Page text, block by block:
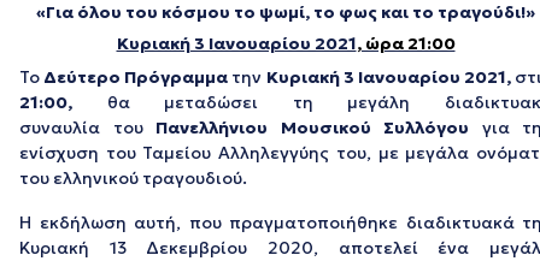
«Για όλου του κόσμου το ψωμί, το φως και το τραγούδι!»
Κυριακή 3 Ιανουαρίου 2021, ώρα 21:00
Το Δεύτερο Πρόγραμμα την Κυριακή 3 Ιανουαρίου 2021,
21:00, θα μεταδώσει τη μεγάλη
συναυλία του Πανελλήνιου Μουσικού Συλλόγου για
ενίσχυση του Ταμείου Αλληλεγγύης του, με μεγάλα
του ελληνικού τραγουδιού.
H εκδήλωση αυτή, που πραγματοποιήθηκε διαδικτυακά
Κυριακή 13 Δεκεμβρίου 2020, αποτελεί ένα